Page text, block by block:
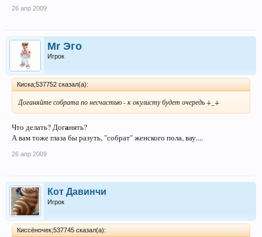
26 апр 2009
Mr Эго
Игрок
Киска;537752 сказал(а):
Доганяйте собрата по несчастью - к окулисту будет очередь +_+
Что делать? Доганять?
А вам тоже глаза бы разуть, "собрат" женского пола, вау....
26 апр 2009
Кот Давинчи
Игрок
Киссёночек;537745 сказал(а):